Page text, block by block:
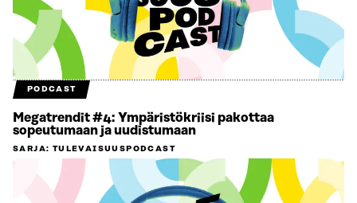
PODCAST
Megatrendit #4: Ympäristökriisi pakottaa
sopeutumaan ja uudistumaan
SARJA: TULEVAISUUSPODCAST